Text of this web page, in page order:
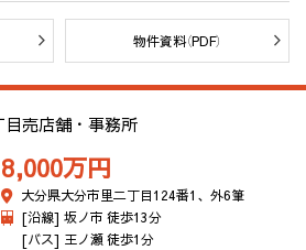
物件資料（PDF）
目売店舗・事務所
8,000万円
大分県大分市里二丁目124番1、外6筆
[沿線] 坂ノ市 徒歩13分
[バス] 王ノ瀬 徒歩1分